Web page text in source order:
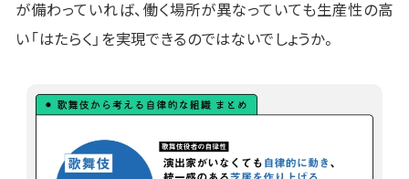
が備わっていれば、働く場所が異なっていても生産性の高
い「はたらく」を実現できるのではないでしょうか。